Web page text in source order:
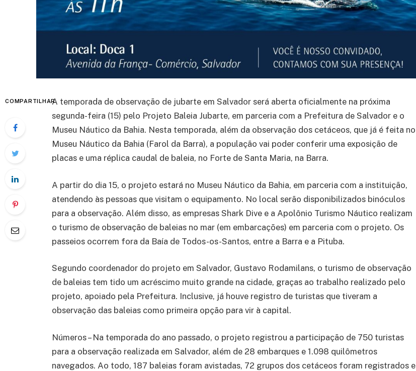
COMPARTILHARA temporada de observação de jubarte em Salvador será aberta oficialmente na próxima
segunda-feira (15) pelo Projeto Baleia Jubarte, em parceria com a Prefeitura de Salvador e o
Museu Náutico da Bahia. Nesta temporada, além da observação dos cetáceos, que já é feita no
Museu Náutico da Bahia (Farol da Barra), a população vai poder conferir uma exposição de
placas e uma réplica caudal de baleia, no Forte de Santa Maria, na Barra.
A partir do dia 15, o projeto estará no Museu Náutico da Bahia, em parceria com a instituição,
atendendo às pessoas que visitam o equipamento. No local serão disponibilizados binóculos
para a observação. Além disso, as empresas Shark Dive e a Apolônio Turismo Náutico realizam
o turismo de observação de baleias no mar (em embarcações) em parceria com o projeto. Os
passeios ocorrem fora da Baía de Todos-os-Santos, entre a Barra e a Pituba.
Segundo coordenador do projeto em Salvador, Gustavo Rodamilans, o turismo de observação
de baleias tem tido um acréscimo muito grande na cidade, graças ao trabalho realizado pelo
projeto, apoiado pela Prefeitura. Inclusive, já houve registro de turistas que tiveram a
observação das baleias como primeira opção para vir à capital.
Números – Na temporada do ano passado, o projeto registrou a participação de 750 turistas
para a observação realizada em Salvador, além de 28 embarques e 1.098 quilômetros
navegados. Ao todo, 187 baleias foram avistadas, 72 grupos dos cetáceos foram registrados e